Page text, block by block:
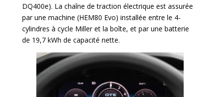
DQ400e). La chaîne de traction électrique est assurée
par une machine (HEM80 Evo) installée entre le 4-
cylindres à cycle Miller et la boîte, et par une batterie
de 19,7 kWh de capacité nette.